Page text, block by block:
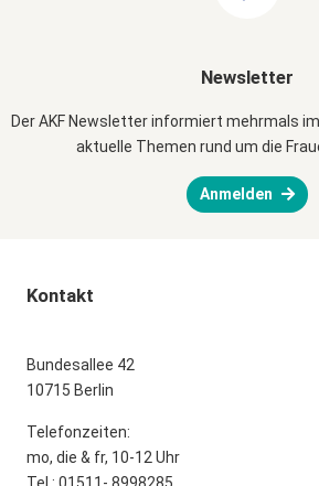
Newsletter
Der AKF Newsletter informiert mehrmals
aktuelle Themen rund um die
Anmelden
Kontakt
Bundesallee 42
10715 Berlin
Telefonzeiten:
mo, die & fr, 10-12 Uhr